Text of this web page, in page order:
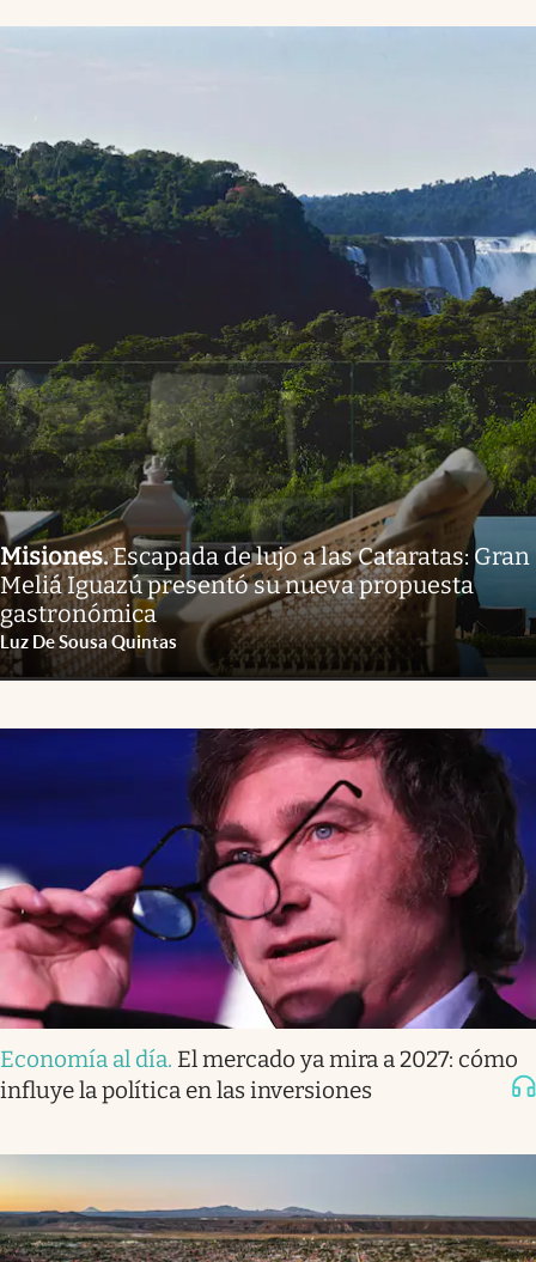
Misiones.Escapada de lujo a las Cataratas: Gran
Meliá Iguazú presentó su nueva propuesta
gastronómica
Luz De Sousa Quintas
Economía al día. El mercado ya mira a 2027: cómo
influye la política en las inversiones